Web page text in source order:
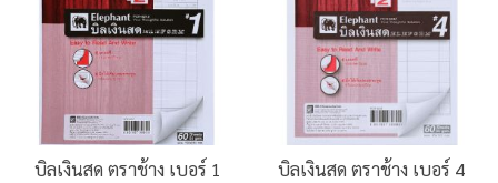
บิลเงินสด ตราช้าง เบอร์ 1
บิลเงินสด ตราช้าง เบอร์ 4